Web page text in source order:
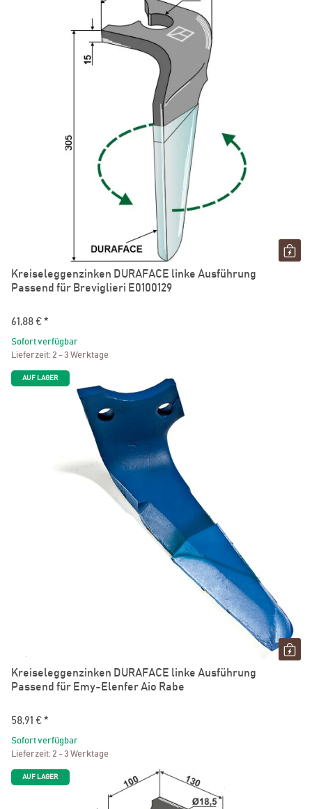
Kreiseleggenzinken DURAFACE linke Ausführung
Passend für Breviglieri E0100129
61,88 € *
Sofort verfügbar
Lieferzeit: 2 - 3 Werktage
AUF LAGER
Kreiseleggenzinken DURAFACE linke Ausführung
Passend für Emy-Elenfer Aio Rabe
58,91 € *
Sofort verfügbar
Lieferzeit: 2 - 3 Werktage
AUF LAGER